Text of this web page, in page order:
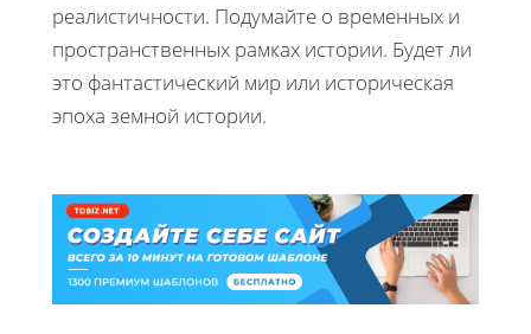
реалистичности. Подумайте о временных и
пространственных рамках истории. Будет ли
это фантастический мир или историческая
эпоха земной истории.